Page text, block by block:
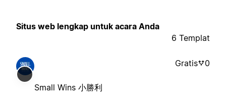
Situs web lengkap untuk acara Anda
6 Templat
Small Wins 小勝利
Gratis 0